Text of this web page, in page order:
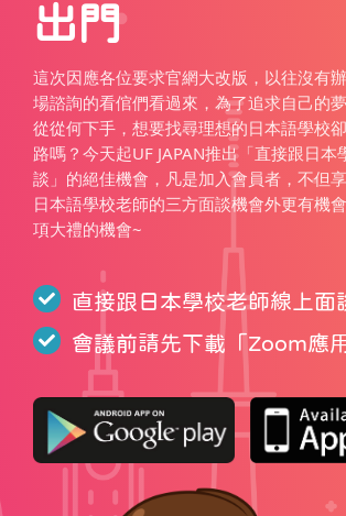
出門
這次因應各位要求官網大改版，以往沒有
場諮詢的看倌們看過來，為了追求自己的
從從何下手，想要找尋理想的日本語學校
路嗎？今天起UF JAPAN推出「直接跟日本
談」的絕佳機會，凡是加入會員者，不但
日本語學校老師的三方面談機會外更有機
項大禮的機會~
直接跟日本學校老師線上面
會議前請先下載「 Zoom應